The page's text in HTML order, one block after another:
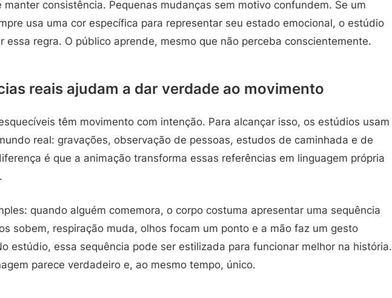
manter consistência. Pequenas mudanças sem motivo confundem. Se um
usa uma cor específica para representar seu estado emocional, o estúdio
essa regra. O público aprende, mesmo que não perceba conscientemente.
reais ajudam a dar verdade ao movimento
têm movimento com intenção. Para alcançar isso, os estúdios usam
real: gravações, observação de pessoas, estudos de caminhada e de
é que a animação transforma essas referências em linguagem própria
quando alguém comemora, o corpo costuma apresentar uma sequência
sobem, respiração muda, olhos focam um ponto e a mão faz um gesto
estúdio, essa sequência pode ser estilizada para funcionar melhor na história.
parece verdadeiro e, ao mesmo tempo, único.